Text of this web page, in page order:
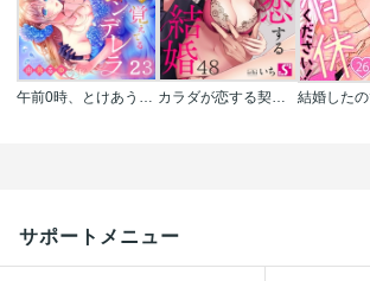
午前0時、とけあう熱～カラダが覚えてる運命のシンデレラ カラダが恋する契約結婚～冨永夫妻は今夜も離婚できません。
サポートメニュー